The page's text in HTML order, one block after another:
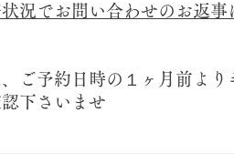
況でお問い合わせのお返事
ご予約日時の１ヶ月前よ
下さいませ